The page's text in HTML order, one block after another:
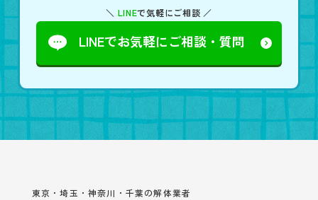
＼ LINEで気軽にご相談 ／
LINEでお気軽にご相談・質問
東京・埼玉・神奈川・千葉の解体業者